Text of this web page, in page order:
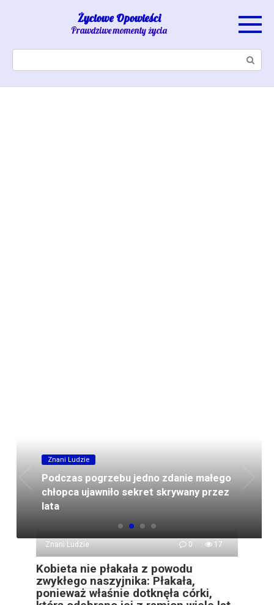
Życiowe Opowieści
Prawdziwe momenty życia
Znani Ludzie
Podczas pogrzebu jedno zdanie małego
chłopca ujawniło sekret skrywany przez
lata
Znani Ludzie 0 17
Kobieta nie płakała z powodu
zwykłego naszyjnika: Płakała,
ponieważ właśnie dotknęła córki,